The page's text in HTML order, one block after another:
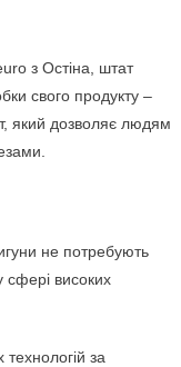
з Остіна, штат
свого продукту –
який дозволяє людям
не потребують
сфері високих
за